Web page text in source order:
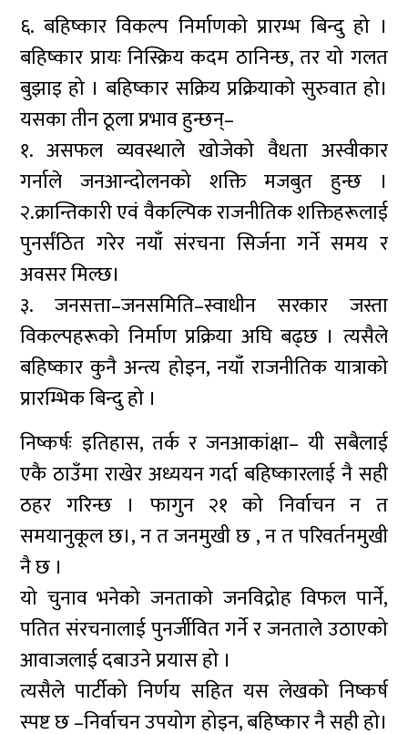
६. बहिष्कार विकल्प निर्माणको प्रारम्भ बिन्दु हो ।
बहिष्कार प्रायः निस्क्रिय कदम ठानिन्छ, तर यो गलत
बुझाइ हो । बहिष्कार सक्रिय प्रक्रियाको सुरुवात हो।
यसका तीन ठूला प्रभाव हुन्छन्–
१. असफल व्यवस्थाले खोजेको वैधता अस्वीकार
गर्नाले जनआन्दोलनको शक्ति मजबुत हुन्छ ।
२.क्रान्तिकारी एवं वैकल्पिक राजनीतिक शक्तिहरूलाई
पुनर्संठित गरेर नयाँ संरचना सिर्जना गर्ने समय र
अवसर मिल्छ।
३. जनसत्ता–जनसमिति–स्वाधीन सरकार जस्ता
विकल्पहरूको निर्माण प्रक्रिया अघि बढ्छ । त्यसैले
बहिष्कार कुनै अन्त्य होइन, नयाँ राजनीतिक यात्राको
प्रारम्भिक बिन्दु हो ।
निष्कर्षः इतिहास, तर्क र जनआकांक्षा– यी सबैलाई
एकै ठाउँमा राखेर अध्ययन गर्दा बहिष्कारलाई नै सही
ठहर गरिन्छ । फागुन २१ को निर्वाचन न त
समयानुकूल छ।, न त जनमुखी छ , न त परिवर्तनमुखी
नै छ ।
यो चुनाव भनेको जनताको जनविद्रोह विफल पार्ने,
पतित संरचनालाई पुनर्जीवित गर्ने र जनताले उठाएको
आवाजलाई दबाउने प्रयास हो ।
त्यसैले पार्टीको निर्णय सहित यस लेखको निष्कर्ष
स्पष्ट छ –निर्वाचन उपयोग होइन, बहिष्कार नै सही हो।